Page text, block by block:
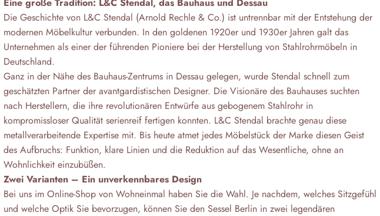
Die Geschichte von L&C Stendal (Arnold Rechle & Co.) ist untrennbar mit der Entstehung der
modernen Möbelkultur verbunden. In den goldenen 1920er und 1930er Jahren galt das
Unternehmen als einer der führenden Pioniere bei der Herstellung von Stahlrohrmöbeln in
Deutschland.
Ganz in der Nähe des Bauhaus-Zentrums in Dessau gelegen, wurde Stendal schnell zum
geschätzten Partner der avantgardistischen Designer. Die Visionäre des Bauhauses suchten
nach Herstellern, die ihre revolutionären Entwürfe aus gebogenem Stahlrohr in
kompromissloser Qualität serienreif fertigen konnten. L&C Stendal brachte genau diese
metallverarbeitende Expertise mit. Bis heute atmet jedes Möbelstück der Marke diesen Geist
des Aufbruchs: Funktion, klare Linien und die Reduktion auf das Wesentliche, ohne an
Wohnlichkeit einzubüßen.
Zwei Varianten – Ein unverkennbares Design
Bei uns im Online-Shop von Wohneinmal haben Sie die Wahl. Je nachdem, welches Sitzgefühl
und welche Optik Sie bevorzugen, können Sie den Sessel Berlin in zwei legendären